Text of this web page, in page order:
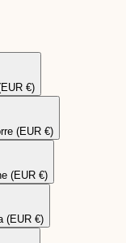
€)
(EUR €)
(EUR €)
(EUR €)